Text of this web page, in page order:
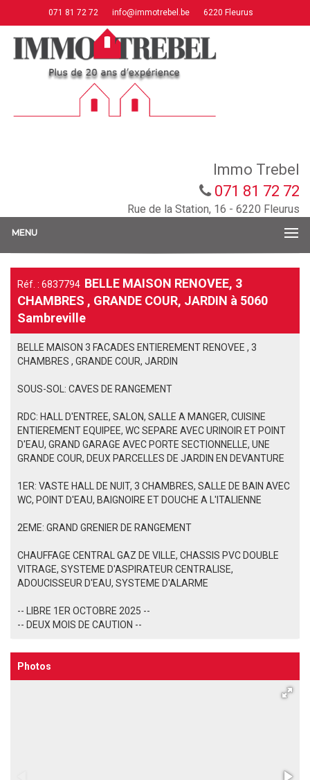
071 81 72 72 info@immotrebel.be 6220 Fleurus
Immo Trebel
071 81 72 72
Rue de la Station, 16 - 6220 Fleurus
MENU
Réf. : 6837794 BELLE MAISON RENOVEE, 3
CHAMBRES , GRANDE COUR, JARDIN à 5060
Sambreville
BELLE MAISON 3 FACADES ENTIEREMENT RENOVEE , 3
CHAMBRES , GRANDE COUR, JARDIN
SOUS-SOL: CAVES DE RANGEMENT
RDC: HALL D'ENTREE, SALON, SALLE A MANGER, CUISINE
ENTIEREMENT EQUIPEE, WC SEPARE AVEC URINOIR ET POINT
D'EAU, GRAND GARAGE AVEC PORTE SECTIONNELLE, UNE
GRANDE COUR, DEUX PARCELLES DE JARDIN EN DEVANTURE
1ER: VASTE HALL DE NUIT, 3 CHAMBRES, SALLE DE BAIN AVEC
WC, POINT D'EAU, BAIGNOIRE ET DOUCHE A L'ITALIENNE
2EME: GRAND GRENIER DE RANGEMENT
CHAUFFAGE CENTRAL GAZ DE VILLE, CHASSIS PVC DOUBLE
VITRAGE, SYSTEME D'ASPIRATEUR CENTRALISE,
ADOUCISSEUR D'EAU, SYSTEME D'ALARME
-- LIBRE 1ER OCTOBRE 2025 --
-- DEUX MOIS DE CAUTION --
Photos